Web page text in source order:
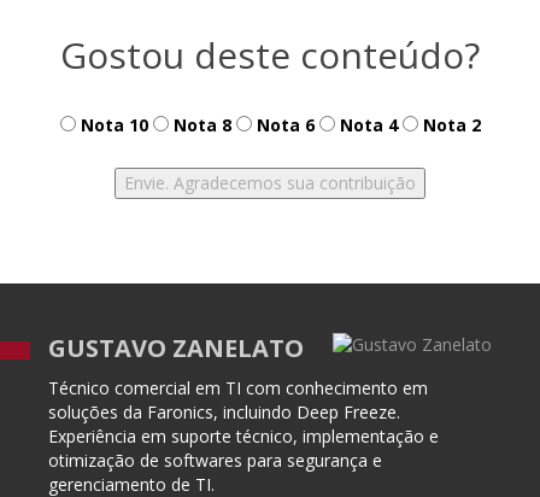
Gostou deste conteúdo?
Nota 10 Nota 8 Nota 6 Nota 4 Nota 2
GUSTAVO ZANELATO
Técnico comercial em TI com conhecimento em
soluções da Faronics, incluindo Deep Freeze.
Experiência em suporte técnico, implementação e
otimização de softwares para segurança e
gerenciamento de TI.